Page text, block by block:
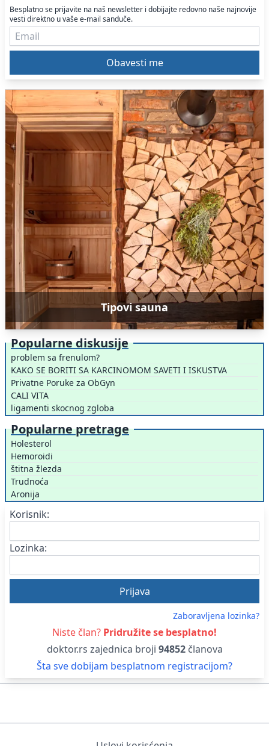
Besplatno se prijavite na naš newsletter i dobijajte redovno naše najnovije
vesti direktno u vaše e-mail sanduče.
Tipovi sauna
Popularne diskusije
problem sa frenulom?
KAKO SE BORITI SA KARCINOMOM SAVETI I ISKUSTVA
Privatne Poruke za ObGyn
CALI VITA
ligamenti skocnog zgloba
Popularne pretrage
Holesterol
Hemoroidi
štitna žlezda
Trudnoća
Aronija
Korisnik:
Lozinka:
Zaboravljena lozinka?
Niste član? Pridružite se besplatno!
doktor.rs zajednica broji 94852članova
Šta sve dobijam besplatnom registracijom?